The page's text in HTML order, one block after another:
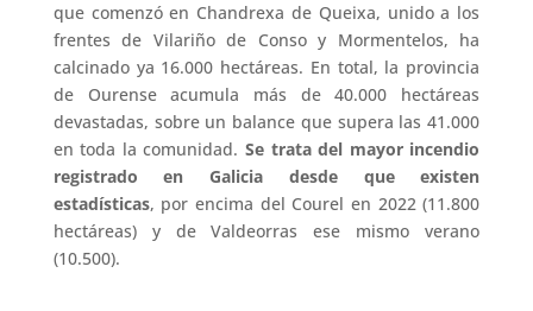
que comenzó en Chandrexa de Queixa, unido a los
frentes de Vilariño de Conso y Mormentelos, ha
calcinado ya 16.000 hectáreas. En total, la provincia
de Ourense acumula más de 40.000 hectáreas
devastadas, sobre un balance que supera las 41.000
en toda la comunidad. Se trata del mayor incendio
registrado en Galicia desde que existen
estadísticas, por encima del Courel en 2022 (11.800
hectáreas) y de Valdeorras ese mismo verano
(10.500).